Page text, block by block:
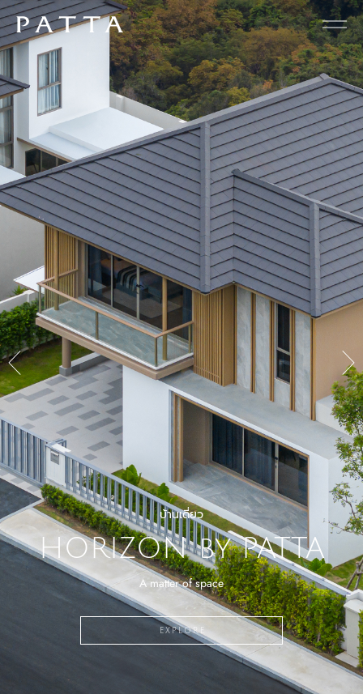
บ้านเดี่ยว
HORIZON by PATTA
A matter of space
EXPLORE
บ้านเดี่ยว
CHIEFTAIN by PATTA
EXPLORE
บ้านเดี่ยว
ARCADE AUTOGRAPH
The Signature of Timeless Elegance
EXPLORE
บ้านเดี่ยว
CASCADE BY PATTA
Transcending luxury living
EXPLORE
บ้านเดี่ยว
HORIZON by PATTA
A matter of space
EXPLORE
บ้านเดี่ยว
CHIEFTAIN by PATTA
EXPLORE